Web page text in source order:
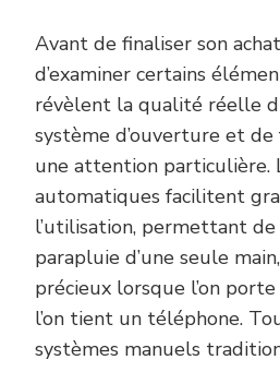
Avant de finaliser son
d’examiner certains
révèlent la qualité réelle
système d’ouverture et
une attention particulière.
automatiques facilitent
l’utilisation, permettant
parapluie d’une seule
précieux lorsque l’on
l’on tient un téléphone.
systèmes manuels